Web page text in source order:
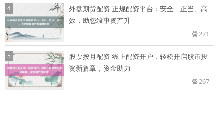
4
外盘期货配资 正规配资平台：安全、正当、高
效，助您竣事资产升
271
5
股票按月配资 线上配资开户，轻松开启股市投
资新篇章，资金助力
267